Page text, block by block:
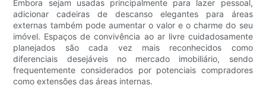
Embora sejam usadas principalmente para lazer pessoal,
adicionar cadeiras de descanso elegantes para áreas
externas também pode aumentar o valor e o charme do seu
imóvel. Espaços de convivência ao ar livre cuidadosamente
planejados são cada vez mais reconhecidos como
diferenciais desejáveis ​​no mercado imobiliário, sendo
frequentemente considerados por potenciais compradores
como extensões das áreas internas.